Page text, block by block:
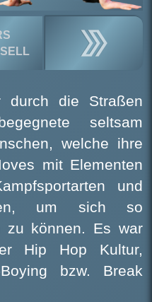
durch die Straßen
seltsam
welche ihre
mit Elementen
und
um sich so
zu können. Es war
Hip Hop Kultur,
bzw. Break